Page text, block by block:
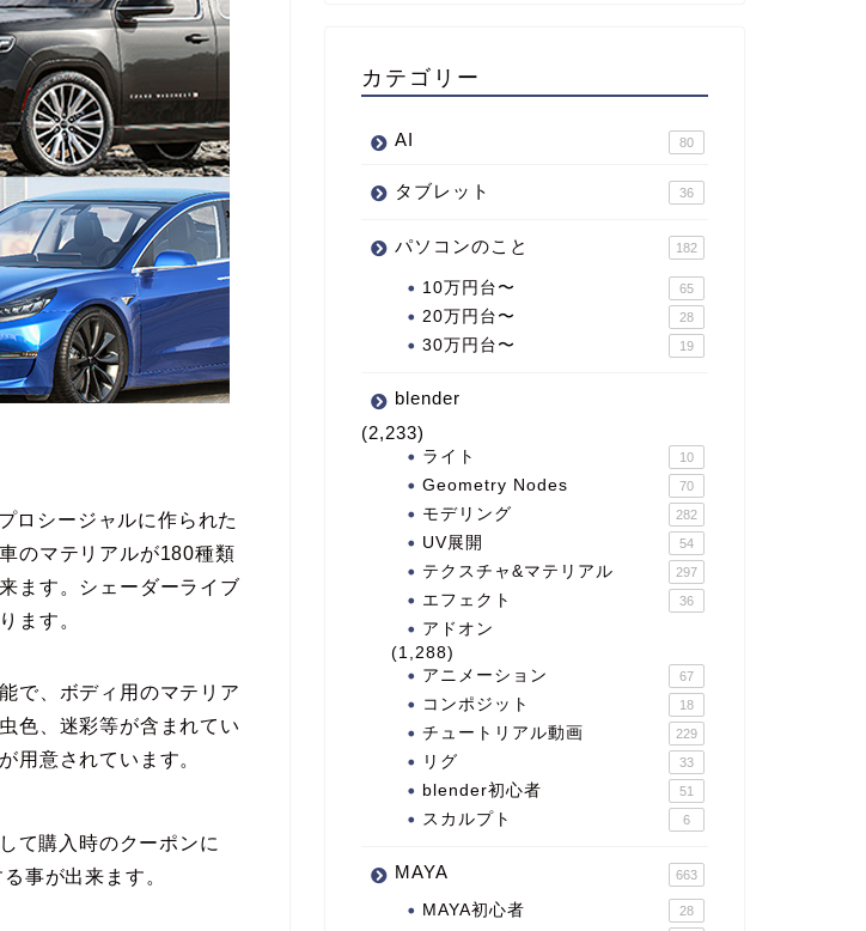
シージャルに作られた
のマテリアルが180種類
ます。シェーダーライブ
ます。
で、ボディ用のマテリア
色、迷彩等が含まれてい
用意されています。
て購入時のクーポンに
事が出来ます。
カテゴリー
AI 80
タブレット 36
パソコンのこと 182
10万円台〜 65
20万円台〜 28
30万円台〜 19
blender
(2,233)
ライト 10
Geometry Nodes 70
モデリング 282
UV展開 54
テクスチャ&マテリアル 297
エフェクト 36
アドオン
(1,288)
アニメーション
67
コンポジット 18
チュートリアル動画 229
リグ 33
blender初心者 51
スカルプト 6
MAYA 663
MAYA初心者 28